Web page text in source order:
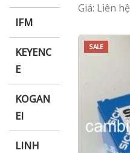
IFM
KEYENC
E
KOGAN
EI
LINH
Giá: Liên hệ
SALE